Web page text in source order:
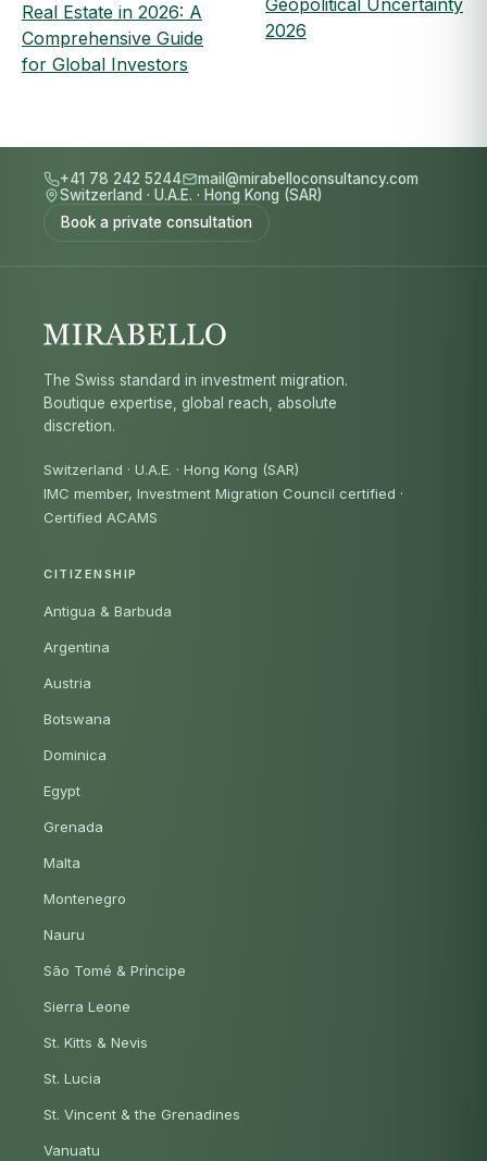
Real Estate in 2026: A
Comprehensive Guide
for Global Investors
Geopolitical Uncertainty
2026
+41 78 242 5244
mail@mirabelloconsultancy.com
Switzerland · U.A.E. · Hong Kong (SAR)
Book a private consultation
The Swiss standard in investment migration.
Boutique expertise, global reach, absolute
discretion.
Switzerland · U.A.E. · Hong Kong (SAR)
IMC member, Investment Migration Council certified ·
Certified ACAMS
CITIZENSHIP
Antigua & Barbuda
Argentina
Austria
Botswana
Dominica
Egypt
Grenada
Malta
Montenegro
Nauru
São Tomé & Príncipe
Sierra Leone
St. Kitts & Nevis
St. Lucia
St. Vincent & the Grenadines
Vanuatu